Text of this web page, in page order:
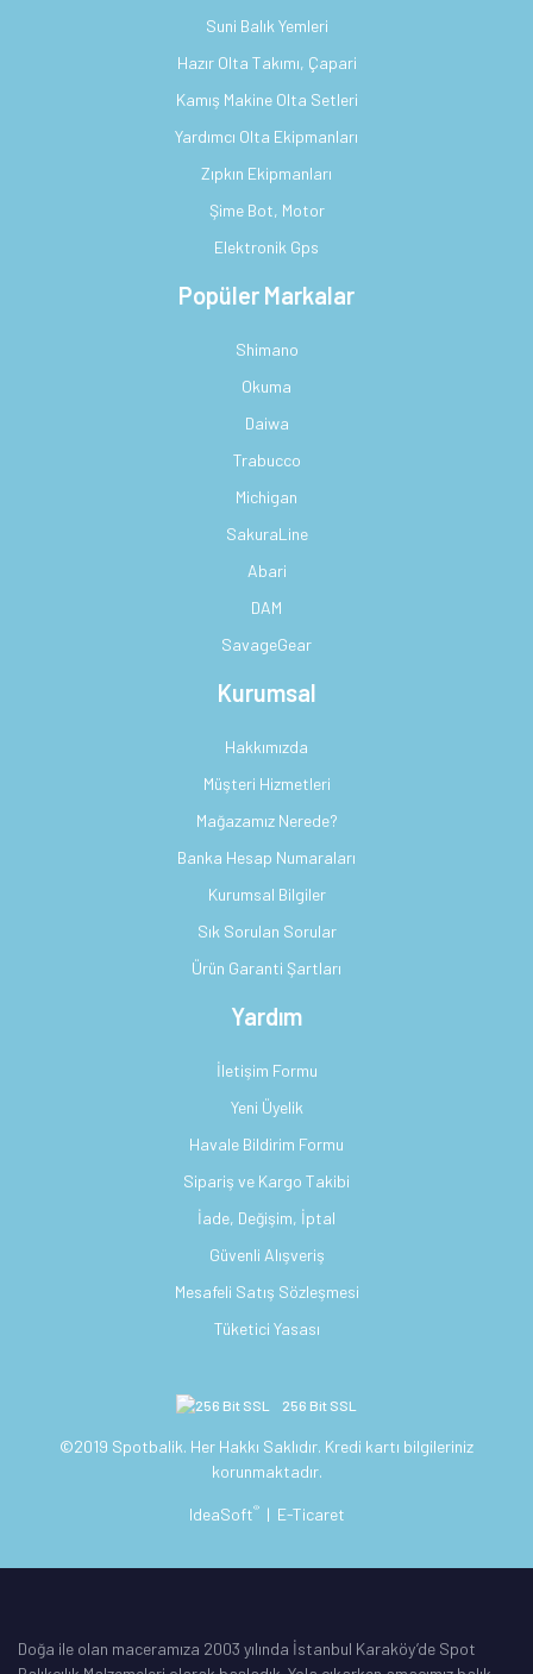
Suni Balık Yemleri
Hazır Olta Takımı, Çapari
Kamış Makine Olta Setleri
Yardımcı Olta Ekipmanları
Zıpkın Ekipmanları
Şime Bot, Motor
Elektronik Gps
Popüler Markalar
Shimano
Okuma
Daiwa
Trabucco
Michigan
SakuraLine
Abari
DAM
SavageGear
Kurumsal
Hakkımızda
Müşteri Hizmetleri
Mağazamız Nerede?
Banka Hesap Numaraları
Kurumsal Bilgiler
Sık Sorulan Sorular
Ürün Garanti Şartları
Yardım
İletişim Formu
Yeni Üyelik
Havale Bildirim Formu
Sipariş ve Kargo Takibi
İade, Değişim, İptal
Güvenli Alışveriş
Mesafeli Satış Sözleşmesi
Tüketici Yasası
256 Bit SSL
©2019 Spotbalik. Her Hakkı Saklıdır. Kredi kartı bilgileriniz
korunmaktadır.
IdeaSoft® | E-Ticaret
Doğa ile olan maceramıza 2003 yılında İstanbul Karaköy’de Spot